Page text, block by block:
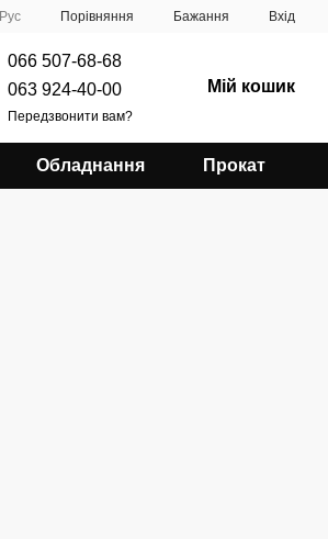
Рус Порівняння Бажання Вхід
066 507-68-68
063 924-40-00
Передзвонити вам?
Мій кошик
Обладнання Прокат